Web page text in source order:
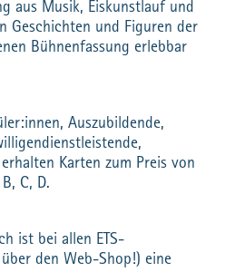
aus Musik, Eiskunstlauf und
Geschichten und Figuren der
Bühnenfassung erlebbar
Auszubildende,
Karten zum Preis von
C, D.
ist bei allen ETS-
den Web-Shop!) eine